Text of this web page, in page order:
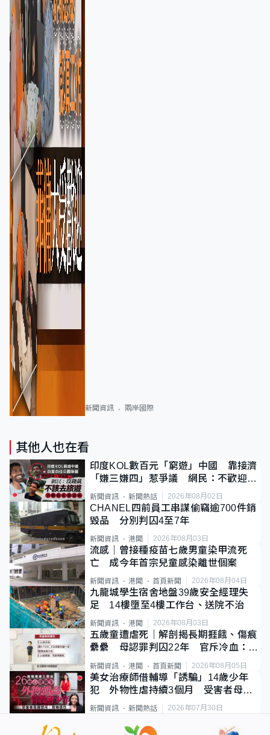
新聞資訊 兩岸國際
其他人也在看
印度KOL數百元「窮遊」中國 靠接濟
「嫌三嫌四」惹爭議 網民：不歡迎劣
質旅客
新聞資訊 新聞熱話 2026年08月02日
CHANEL四前員工串謀偷竊逾700件銷
毀品 分別判囚4至7年
新聞資訊 港聞 2026年08月03日
流感｜曾接種疫苗七歲男童染甲流死
亡 成今年首宗兒童感染離世個案
新聞資訊 港聞 首頁新聞 2026年08月04日
九龍城學生宿舍地盤39歲安全經理失
足 14樓墮至4樓工作台、送院不治
新聞資訊 港聞 2026年08月03日
五歲童遭虐死｜解剖揭長期捱餓、傷痕
纍纍 母認罪判囚22年 官斥冷血：同
類案最惡劣
新聞資訊 港聞 首頁新聞 2026年08月05日
美女治療師借輔導「誘騙」14歲少年
犯 外物性虐持續3個月 受害者母：
要保護其他人
新聞資訊 新聞熱話 2026年07月30日